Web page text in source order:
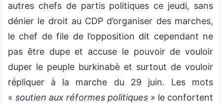
autres chefs de partis politiques ce jeudi, sans
dénier le droit au CDP d’organiser des marches,
le chef de file de l’opposition dit cependant ne
pas être dupe et accuse le pouvoir de vouloir
duper le peuple burkinabè et surtout de vouloir
répliquer à la marche du 29 juin. Les mots
« soutien aux réformes politiques » le confortent